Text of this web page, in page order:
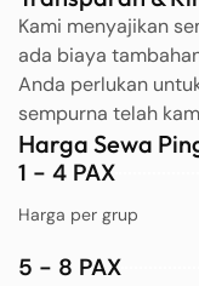
Kami menyajikan
ada biaya
Anda perlukan
sempurna telah
Harga Sewa
1 - 4 PAX
Harga per grup
5 - 8 PAX